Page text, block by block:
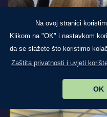
Na ovoj stranici
Klikom na "OK" i nastavkom
da se slažete što koristimo
Zaštita privatnosti i uvjeti
OK